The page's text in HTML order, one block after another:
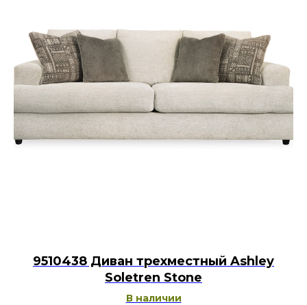
9510438 Диван трехместный Ashley
Soletren Stone
В наличии